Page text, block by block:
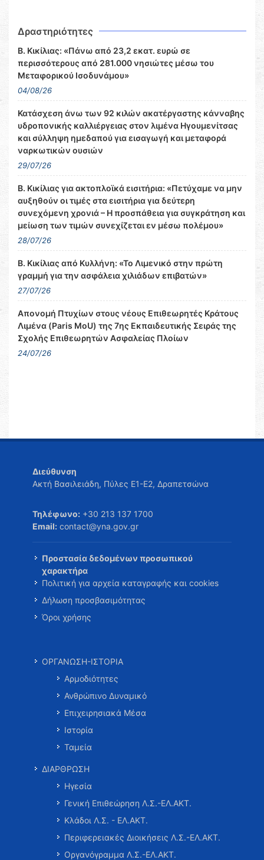
Δραστηριότητες
Β. Κικίλιας: «Πάνω από 23,2 εκατ. ευρώ σε
περισσότερους από 281.000 νησιώτες μέσω του
Μεταφορικού Ισοδυνάμου»
04/08/26
Κατάσχεση άνω των 92 κιλών ακατέργαστης κάνναβης
υδροπονικής καλλιέργειας στον λιμένα Ηγουμενίτσας
και σύλληψη ημεδαπού για εισαγωγή και μεταφορά
ναρκωτικών ουσιών
29/07/26
Β. Κικίλιας για ακτοπλοϊκά εισιτήρια: «Πετύχαμε να μην
αυξηθούν οι τιμές στα εισιτήρια για δεύτερη
συνεχόμενη χρονιά – Η προσπάθεια για συγκράτηση και
μείωση των τιμών συνεχίζεται εν μέσω πολέμου»
28/07/26
Β. Κικίλιας από Κυλλήνη: «Το Λιμενικό στην πρώτη
γραμμή για την ασφάλεια χιλιάδων επιβατών»
27/07/26
Απονομή Πτυχίων στους νέους Επιθεωρητές Κράτους
Λιμένα (Paris MoU) της 7ης Εκπαιδευτικής Σειράς της
Σχολής Επιθεωρητών Ασφαλείας Πλοίων
24/07/26
Διεύθυνση
Ακτή Βασιλειάδη, Πύλες Ε1-Ε2, Δραπετσώνα
Τηλέφωνο: +30 213 137 1700
Email: contact@yna.gov.gr
Προστασία δεδομένων προσωπικού
χαρακτήρα
Πολιτική για αρχεία καταγραφής και cookies
Δήλωση προσβασιμότητας
Όροι χρήσης
ΟΡΓΑΝΩΣΗ-ΙΣΤΟΡΙΑ
Αρμοδιότητες
Ανθρώπινο Δυναμικό
Επιχειρησιακά Μέσα
Ιστορία
Ταμεία
ΔΙΑΡΘΡΩΣΗ
Ηγεσία
Γενική Επιθεώρηση Λ.Σ.-ΕΛ.ΑΚΤ.
Κλάδοι Λ.Σ. - ΕΛ.ΑΚΤ.
Περιφερειακές Διοικήσεις Λ.Σ.-ΕΛ.ΑΚΤ.
Οργανόγραμμα Λ.Σ.-ΕΛ.ΑΚΤ.